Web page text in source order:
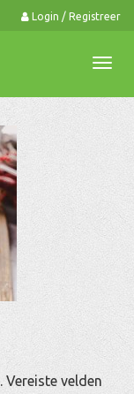
Login / Registreer
Vereiste velden